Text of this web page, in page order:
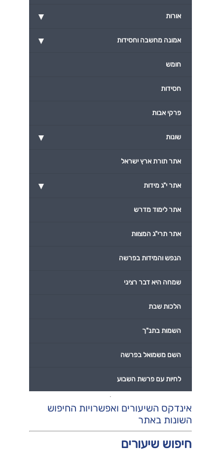
אינדקס השיעורים ואפשרויות החיפוש
השונות באתר
חיפוש שיעורים
▾ אורות
▾ אמונה מחשבה וחסידות
חומש
חסידות
פרקי אבות
▾ שונות
אתר תורת ארץ ישראל
▾ אתר י"ג מידות
אתר לימוד מדרש
אתר תרי"ג המצוות
הנפש והמידות בפרשה
שמחה היא דבר רציני
הלכות שבת
השמות בתנ"ך
השם משמואל בפרשה
לחיות עם פרשת השבוע